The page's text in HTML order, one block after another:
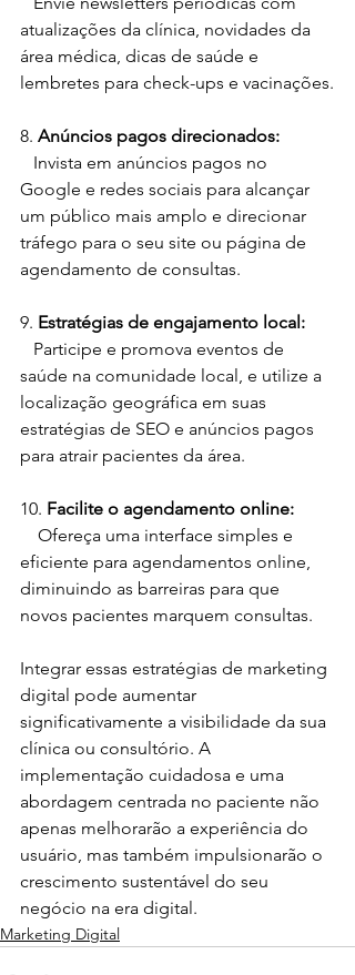
atualizações da clínica, novidades da
área médica, dicas de saúde e
lembretes para check-ups e vacinações.
8. Anúncios pagos direcionados:
Google e redes sociais para alcançar
um público mais amplo e direcionar
tráfego para o seu site ou página de
agendamento de consultas.
9. Estratégias de engajamento local:
saúde na comunidade local, e utilize a
localização geográfica em suas
estratégias de SEO e anúncios pagos
para atrair pacientes da área.
10. Facilite o agendamento online:
eficiente para agendamentos online,
diminuindo as barreiras para que
novos pacientes marquem consultas.
Integrar essas estratégias de marketing
digital pode aumentar
significativamente a visibilidade da sua
clínica ou consultório. A
implementação cuidadosa e uma
abordagem centrada no paciente não
apenas melhorarão a experiência do
usuário, mas também impulsionarão o
crescimento sustentável do seu
negócio na era digital.
Marketing Digital